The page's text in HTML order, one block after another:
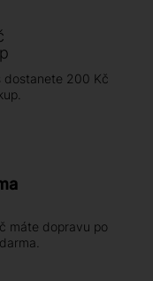
dostanete 200 Kč
máte dopravu po